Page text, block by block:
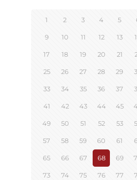
1 2 3 4 5
9 10 11 12 13
17 18 19 20 21
25 26 27 28 29
33 34 35 36 37
41 42 43 44 45
49 50 51 52 53
57 58 59 60 61
65 66 67 68 69
73 74 75 76 77